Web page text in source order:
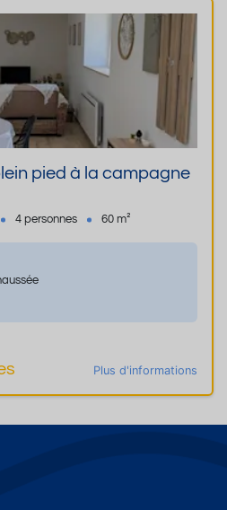
pied à la campagne
4 personnes 60 m²
Plus d'informations